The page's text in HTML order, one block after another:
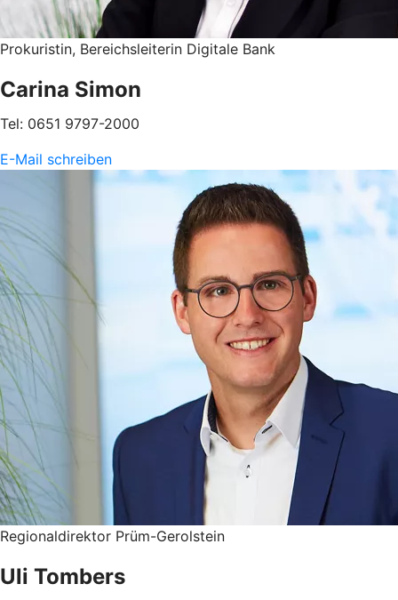
Prokuristin, Bereichsleiterin Digitale Bank
Carina Simon
Tel: 0651 9797-2000
E-Mail schreiben
Regionaldirektor Prüm-Gerolstein
Uli Tombers